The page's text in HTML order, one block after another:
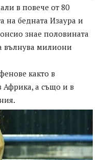
в повече от 80
на бедната Изаура и
знае половината
вълнува милиони
както в
Африка, а също и в